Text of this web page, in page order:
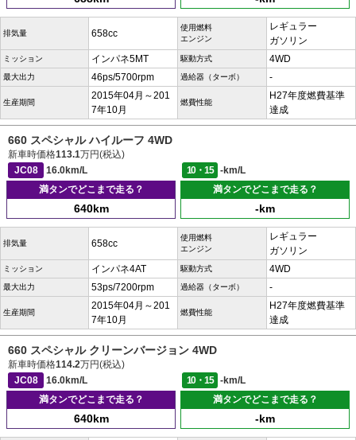
排気量 658cc
使用燃料
エンジン
レギュラー
ガソリン
ミッション インパネ5MT 駆動方式 4WD
最大出力 46ps/5700rpm 過給器（ターボ） -
生産期間
2015年04月～201
7年10月
燃費性能
H27年度燃費基準
達成
660 スペシャル ハイルーフ 4WD
新車時価格113.1万円(税込)
JC08
16.0km/L 10・15
-km/L
満タンでどこまで走る？
640km
満タンでどこまで走る？
-km
排気量 658cc
使用燃料
エンジン
レギュラー
ガソリン
ミッション インパネ4AT 駆動方式 4WD
最大出力 53ps/7200rpm 過給器（ターボ） -
生産期間
2015年04月～201
7年10月
燃費性能
H27年度燃費基準
達成
660 スペシャル クリーンバージョン 4WD
新車時価格114.2万円(税込)
JC08
16.0km/L 10・15
-km/L
満タンでどこまで走る？
640km
満タンでどこまで走る？
-km